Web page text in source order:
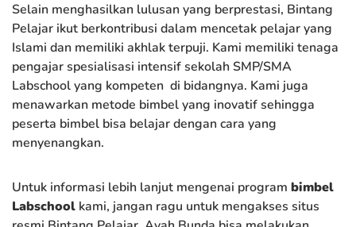
Selain menghasilkan lulusan yang berprestasi, Bintang
Pelajar ikut berkontribusi dalam mencetak pelajar yang
Islami dan memiliki akhlak terpuji. Kami memiliki tenaga
pengajar spesialisasi intensif sekolah SMP/SMA
Labschool yang kompeten di bidangnya. Kami juga
menawarkan metode bimbel yang inovatif sehingga
peserta bimbel bisa belajar dengan cara yang
menyenangkan.
Untuk informasi lebih lanjut mengenai program bimbel
Labschool kami, jangan ragu untuk mengakses situs